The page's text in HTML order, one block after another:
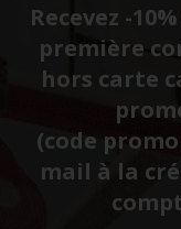
Recevez -
première
hors carte
(code
mail à la